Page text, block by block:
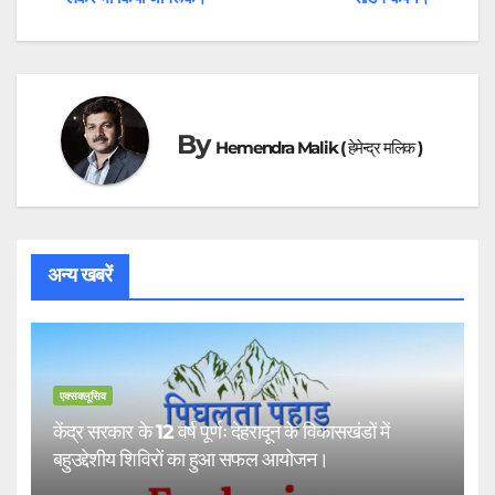
By Hemendra Malik ( हेमेन्द्र मलिक )
अन्य खबरें
एक्सक्लूसिव
केंद्र सरकार के 12 वर्ष पूर्णः देहरादून के विकासखंडों में
बहुउद्देशीय शिविरों का हुआ सफल आयोजन।